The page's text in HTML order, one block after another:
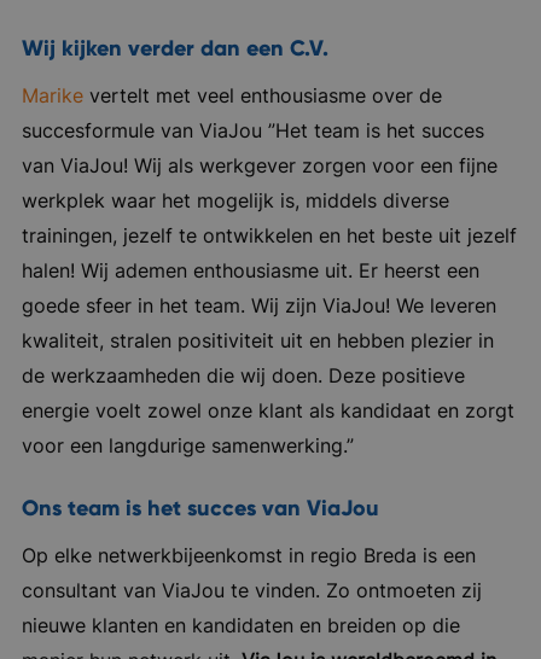
Wij kijken verder dan een C.V.
Marike vertelt met veel enthousiasme over de
succesformule van ViaJou ”Het team is het succes
van ViaJou! Wij als werkgever zorgen voor een fijne
werkplek waar het mogelijk is, middels diverse
trainingen, jezelf te ontwikkelen en het beste uit jezelf
halen! Wij ademen enthousiasme uit. Er heerst een
goede sfeer in het team. Wij zijn ViaJou! We leveren
kwaliteit, stralen positiviteit uit en hebben plezier in
de werkzaamheden die wij doen. Deze positieve
energie voelt zowel onze klant als kandidaat en zorgt
voor een langdurige samenwerking.”
Ons team is het succes van ViaJou
Op elke netwerkbijeenkomst in regio Breda is een
consultant van ViaJou te vinden. Zo ontmoeten zij
nieuwe klanten en kandidaten en breiden op die